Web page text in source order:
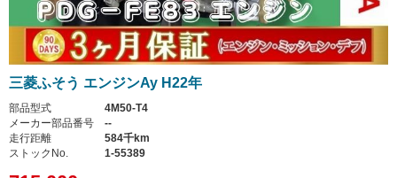
三菱ふそう エンジンAy H22年
部品型式
4M50-T4
メーカー部品番号
--
走行距離
584千km
ストックNo.
1-55389